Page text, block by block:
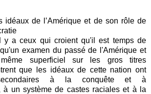
idéaux de l’Amérique et de son rôle de
y a ceux qui croient qu'il est temps de
examen du passé de l'Amérique et
superficiel sur les gros titres
que les idéaux de cette nation ont
à la conquête et à
à un système de castes raciales et à la